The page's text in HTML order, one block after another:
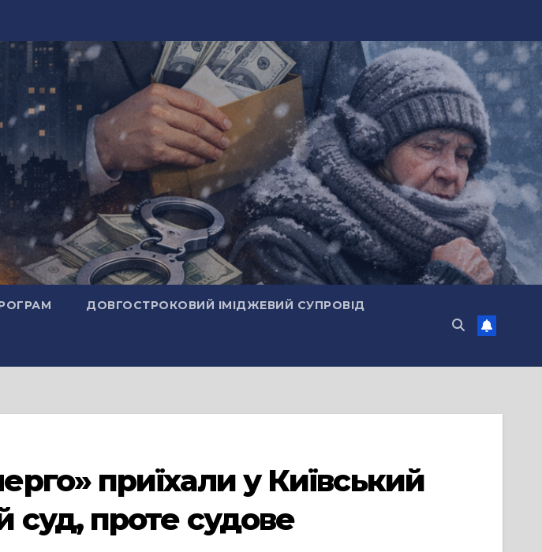
ДОВГОСТРОКОВИЙ ІМІДЖЕВИЙ СУПРОВІД
приїхали у Київський
суд, проте судове